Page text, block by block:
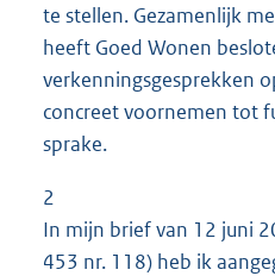
te stellen. Gezamenlijk
heeft Goed Wonen
verkenningsgesprekken
concreet voornemen tot
sprake.
2
In mijn brief van 12 juni
453 nr. 118) heb ik